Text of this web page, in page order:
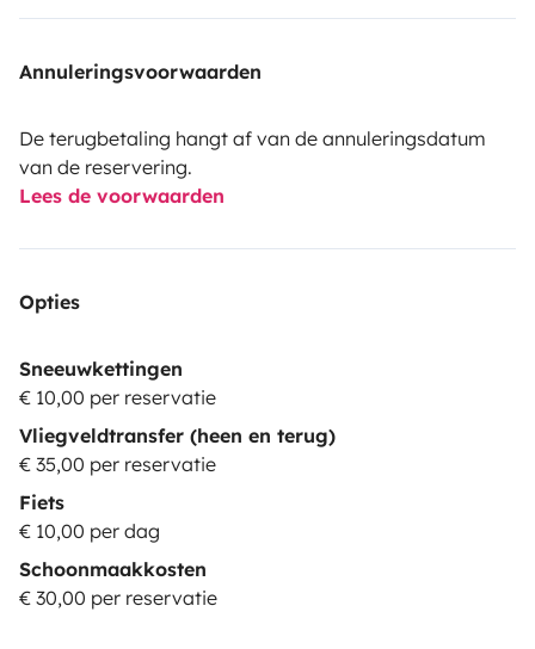
Annuleringsvoorwaarden
De terugbetaling hangt af van de annuleringsdatum
van de reservering.
Lees de voorwaarden
Opties
Sneeuwkettingen
€ 10,00 per reservatie
Vliegveldtransfer (heen en terug)
€ 35,00 per reservatie
Fiets
€ 10,00 per dag
Schoonmaakkosten
€ 30,00 per reservatie